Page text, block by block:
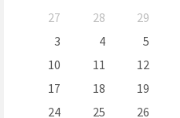
Preskočit
kalendárne
27 28 29
3
4 5
10
11 12
17
18 19
24
25 26